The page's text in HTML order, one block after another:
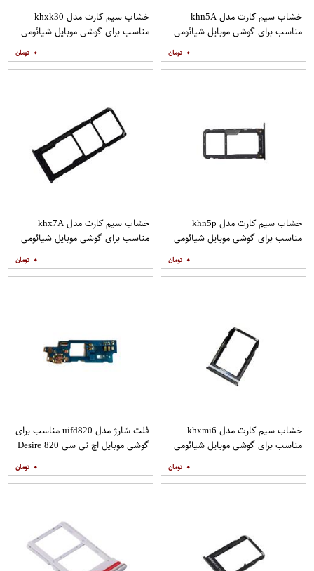
خشاب سیم کارت مدل khn5A
مناسب برای گوشی موبایل شیائومی
۰
خشاب سیم کارت مدل khxk30
مناسب برای گوشی موبایل شیائومی
۰
خشاب سیم کارت مدل khn5p
مناسب برای گوشی موبایل شیائومی
۰
خشاب سیم کارت مدل khx7A
مناسب برای گوشی موبایل شیائومی
۰
خشاب سیم کارت مدل khxmi6
مناسب برای گوشی موبایل شیائومی
۰
فلت شارژ مدل uifd820 مناسب برای
گوشی موبایل اچ تی سی 820 Desire
۰